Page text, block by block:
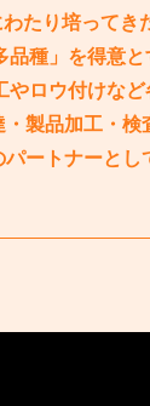
たり培ってき
種」を得意と
ロウ付けなど
製品加工・検
ートナーとし